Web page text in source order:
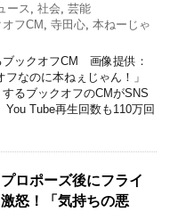
ース 社会 芸能
オフCM 寺田心 本ねーじゃ
ックオフCM 画像提供：
なのに本ねぇじゃん！」
るブックオフのCMがSNS
You Tube再生回数も110万回
ロポーズ後にフライ
怒！「気持ちの悪